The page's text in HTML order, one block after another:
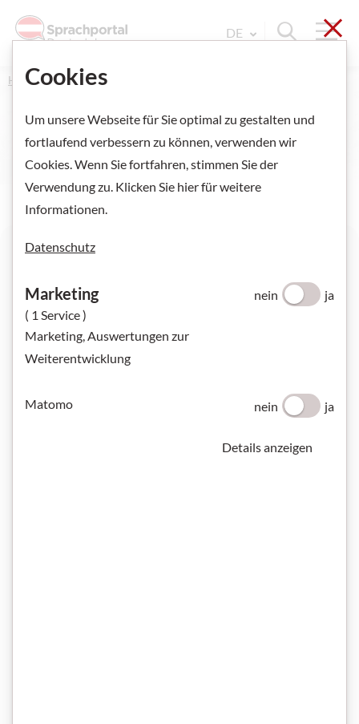
Suche
Sprache Wechseln.
DE
Home Deutsch unterrichten
Malarina: "Man kann auch zwei oder drei
Cookies
Um unsere Webseite für Sie optimal zu gestalten und
fortlaufend verbessern zu können, verwenden wir
Cookies. Wenn Sie fortfahren, stimmen Sie der
Verwendung zu. Klicken Sie hier für weitere
Informationen.
Datenschutz
Marketing
( 1 Service )
Marketing, Auswertungen zur
Weiterentwicklung
nein ja
Matomo nein ja
Details anzeigen